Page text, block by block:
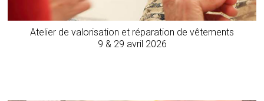
Atelier de valorisation et réparation de vêtements
9 & 29 avril 2026